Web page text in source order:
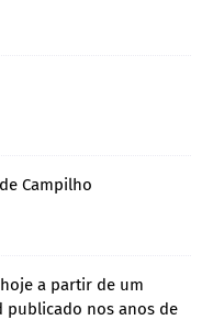
Campilho
a partir de um
publicado nos anos de